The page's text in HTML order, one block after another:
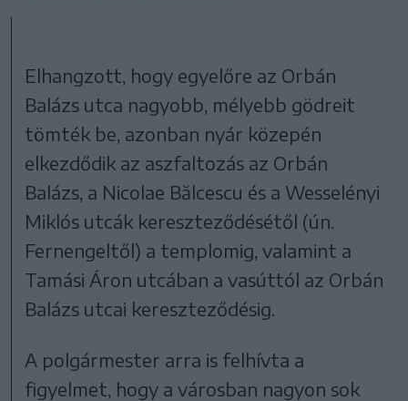
Elhangzott, hogy egyelőre az Orbán
Balázs utca nagyobb, mélyebb gödreit
tömték be, azonban nyár közepén
elkezdődik az aszfaltozás az Orbán
Balázs, a Nicolae Bălcescu és a Wesselényi
Miklós utcák kereszteződésétől (ún.
Fernengeltől) a templomig, valamint a
Tamási Áron utcában a vasúttól az Orbán
Balázs utcai kereszteződésig.
A polgármester arra is felhívta a
figyelmet, hogy a városban nagyon sok